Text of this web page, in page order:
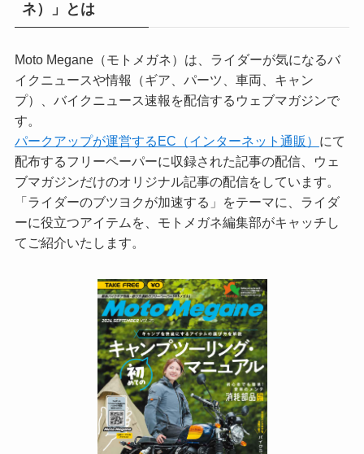
ネ）」とは
Moto Megane（モトメガネ）は、ライダーが気になるバ
イクニュースや情報（ギア、パーツ、車両、キャン
プ）、バイクニュース速報を配信するウェブマガジンで
す。
パークアップが運営するEC（インターネット通販） にて
配布するフリーペーパーに収録された記事の配信、ウェ
ブマガジンだけのオリジナル記事の配信をしています。
「ライダーのブツヨクが加速する」をテーマに、ライダ
ーに役立つアイテムを、モトメガネ編集部がキャッチし
てご紹介いたします。